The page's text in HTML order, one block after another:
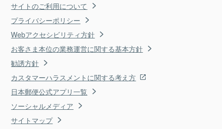
サイトのご利用について
プライバシーポリシー
Webアクセシビリティ方針
お客さま本位の業務運営に関する基本方針
勧誘方針
カスタマーハラスメントに関する考え方
日本郵便公式アプリ一覧
ソーシャルメディア
サイトマップ